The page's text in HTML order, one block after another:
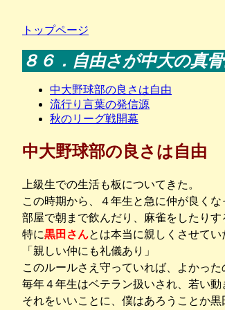
トップページ
８６．自由さが中大の真
中大野球部の良さは自由
流行り言葉の発信源
秋のリーグ戦開幕
中大野球部の良さは自由
上級生での生活も板についてきた。
この時期から、４年生と急に仲が良くな
部屋で朝まで飲んだり、麻雀をしたり
特に黒田さんとは本当に親しくさせて
「親しい仲にも礼儀あり」
このルールさえ守っていれば、よかった
毎年４年生はベテラン扱いされ、若い動
それをいいことに、僕はあろうことか黒